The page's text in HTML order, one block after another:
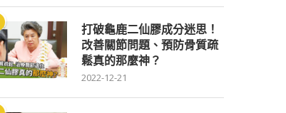
打破龜鹿二仙膠成分迷思！
改善關節問題、預防骨質疏
鬆真的那麼神？
2022-12-21